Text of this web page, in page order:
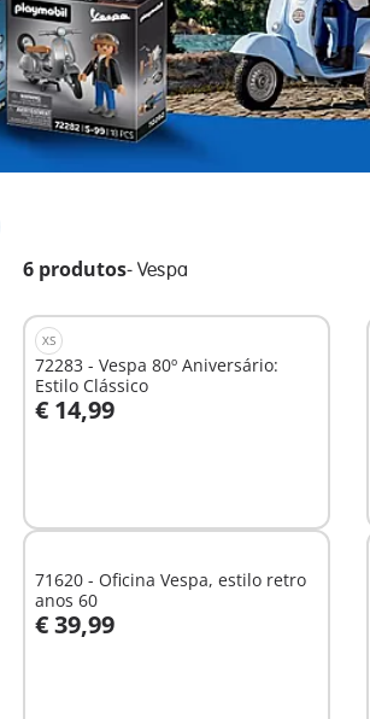
6 produtos- Vespa
XS
72283 - Vespa 80º Aniversário:
Estilo Clássico
€ 14,99
Ao carrinho
71620 - Oficina Vespa, estilo retro
anos 60
€ 39,99
Ao carrinho